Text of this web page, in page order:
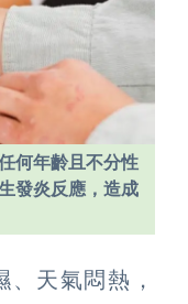
何年齡且不分性
發炎反應，造成
天氣悶熱，